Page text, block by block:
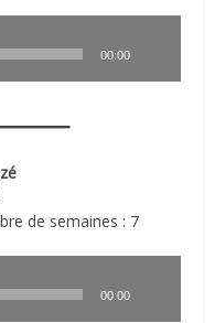
00:00
de semaines : 7
00:00